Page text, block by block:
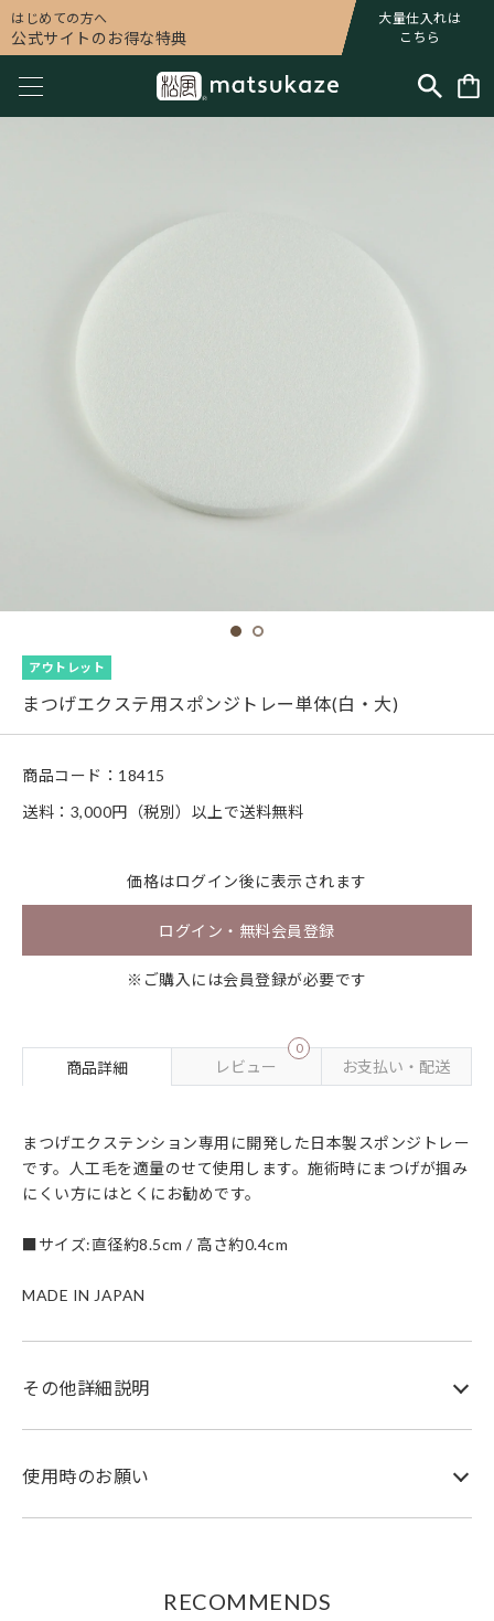
はじめての方へ
公式サイトのお得な特典
大量仕入れは
こちら
アウトレット
まつげエクステ用スポンジトレー単体(白・大)
商品コード： 18415
送料：3,000円（税別）以上で送料無料
価格はログイン後に表示されます
ログイン・無料会員登録
※ご購入には会員登録が必要です
商品詳細 レビュー
0
お支払い・配送
まつげエクステンション専用に開発した日本製スポンジトレー
です。人工毛を適量のせて使用します。施術時にまつげが掴み
にくい方にはとくにお勧めです。
■サイズ:直径約8.5cm / 高さ約0.4cm
MADE IN JAPAN
その他詳細説明
使用時のお願い
RECOMMENDS